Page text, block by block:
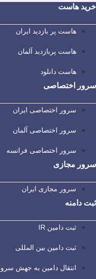
خرید هاست
هاست پر بازدید ایران
هاست پربازدید آلمان
هاست دانلود
سرور اختصاصی
سرور اختصاصی ایران
سرور اختصاصی آلمان
سرور اختصاصی فرانسه
سرور مجازی
سرور مجازی ایران
ثبت دامنه
ثبت دامین IR
ثبت دامین بین المللی
انتقال دامین به جهش